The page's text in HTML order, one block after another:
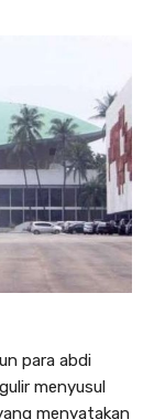
para abdi
menyusul
menyatakan